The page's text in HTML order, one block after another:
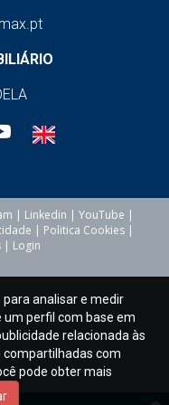
imóvel, evitando
futuros.
em
contratuais
risco de problemas
Vantagens:
condições de
proporcionando
da vida do
de Compra do
| Linkedin | YouTube |
| Politica Cookies|
| Login
analisar e medir
um perfil com base em
relacionada às
com
pode obter mais